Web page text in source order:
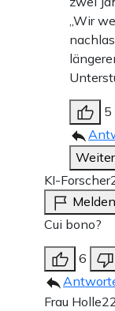
„Wir
5
KI-Forscher
Melden
Cui bono?
6
Frau Holle